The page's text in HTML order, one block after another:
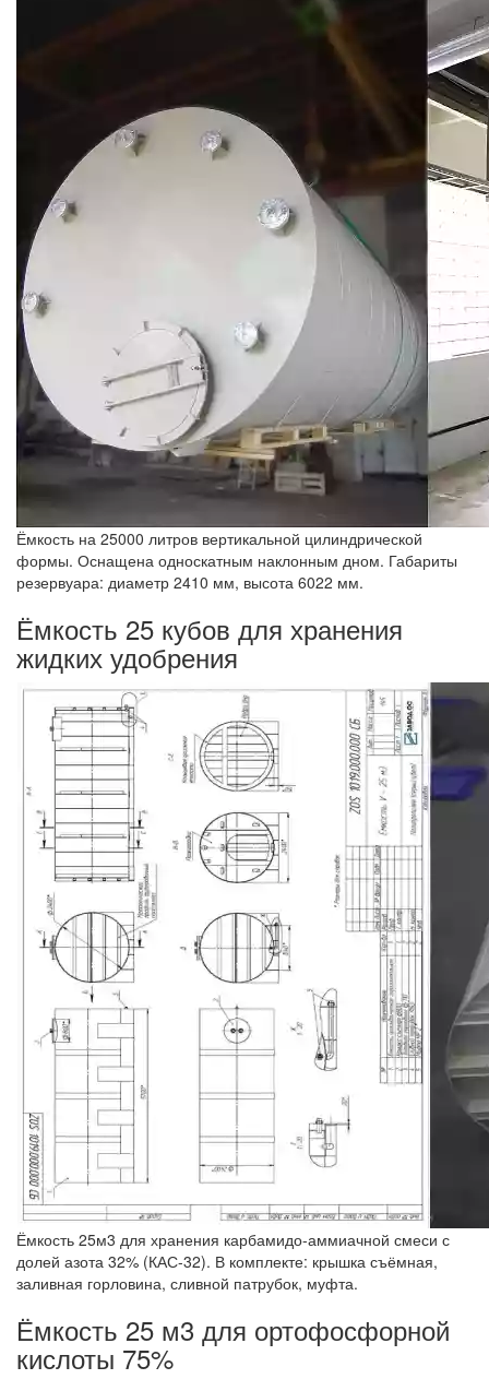
Ёмкость на 25000 литров вертикальной цилиндрической
формы. Оснащена односкатным наклонным дном. Габариты
резервуара: диаметр 2410 мм, высота 6022 мм.
Ёмкость 25 кубов для хранения
жидких удобрения
Ёмкость 25м3 для хранения карбамидо-аммиачной смеси с
долей азота 32% (КАС-32). В комплекте: крышка съёмная,
заливная горловина, сливной патрубок, муфта.
Ёмкость 25 м3 для ортофосфорной
кислоты 75%